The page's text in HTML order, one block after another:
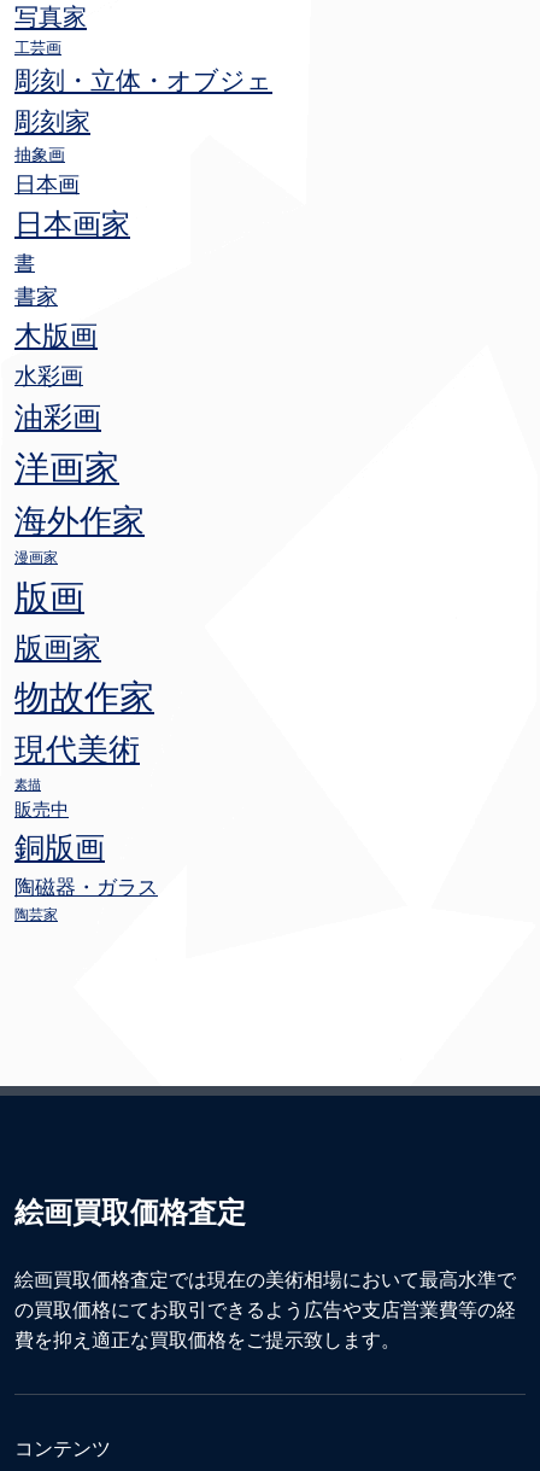
写真家
工芸画
彫刻・立体・オブジェ
彫刻家
抽象画
日本画
日本画家
書
書家
木版画
水彩画
油彩画
洋画家
海外作家
漫画家
版画
版画家
物故作家
現代美術
素描
販売中
銅版画
陶磁器・ガラス
陶芸家
絵画買取価格査定
絵画買取価格査定では現在の美術相場において最高水準で
の買取価格にてお取引できるよう広告や支店営業費等の経
費を抑え適正な買取価格をご提示致します。
コンテンツ